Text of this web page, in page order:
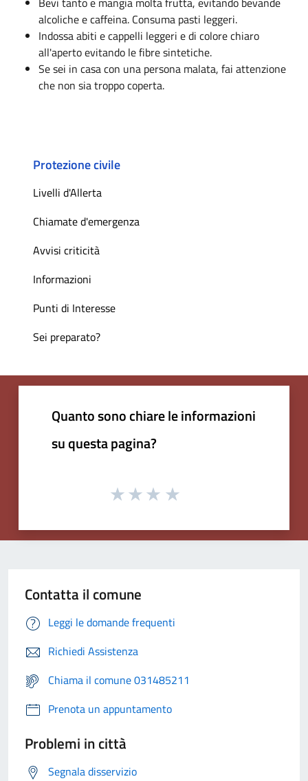
alcoliche e caffeina. Consuma pasti leggeri.
Indossa abiti e cappelli leggeri e di colore chiaro
all'aperto evitando le fibre sintetiche.
Se sei in casa con una persona malata, fai attenzione
che non sia troppo coperta.
Protezione civile
Livelli d'Allerta
Chiamate d'emergenza
Avvisi criticità
Informazioni
Punti di Interesse
Sei preparato?
Quanto sono chiare le informazioni
su questa pagina?
Contatta il comune
Leggi le domande frequenti
Richiedi Assistenza
Chiama il comune 031485211
Prenota un appuntamento
Problemi in città
Segnala disservizio